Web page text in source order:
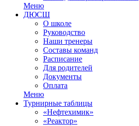
Меню
ДЮСШ
О школе
Руководство
Наши тренеры
Составы команд
Расписание
Для родителей
Документы
Оплата
Меню
Турнирные таблицы
«Нефтехимик»
«Реактор»